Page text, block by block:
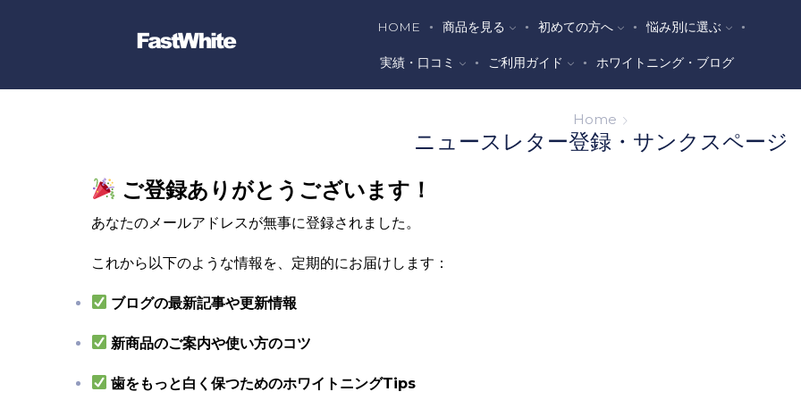
HOME 商品を見る 初めての方へ 悩み別に選ぶ
実績・口コミ ご利用ガイド ホワイトニング・ブログ
Home
ニュースレター登録・サンクスページ
ご登録ありがとうございます！
あなたのメールアドレスが無事に登録されました。
これから以下のような情報を、定期的にお届けします：
ブログの最新記事や更新情報
新商品のご案内や使い方のコツ
歯をもっと白く保つためのホワイトニングTips